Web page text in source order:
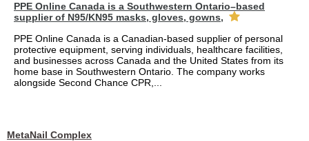
PPE Online Canada is a Southwestern Ontario–based
supplier of N95/KN95 masks, gloves, gowns,
PPE Online Canada is a Canadian-based supplier of personal
protective equipment, serving individuals, healthcare facilities,
and businesses across Canada and the United States from its
home base in Southwestern Ontario. The company works
alongside Second Chance CPR,...
MetaNail Complex